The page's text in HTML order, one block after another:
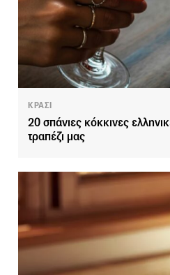
ΚΡΑΣΙ
20 σπάνιες κόκκινες
τραπέζι μας